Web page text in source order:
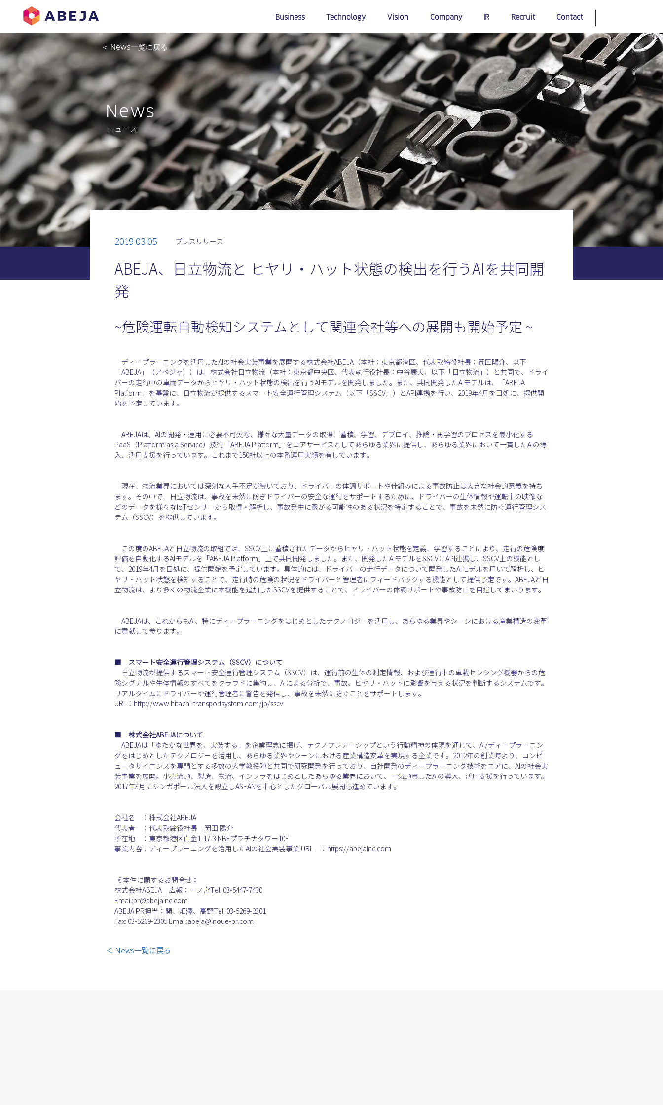
Business Technology Vision Company IR Recruit Contact
＜ News一覧に戻る
News
ニュース
2019.03.05 プレスリリース
ABEJA、日立物流と ヒヤリ・ハット状態の検出を行うAIを共同開
発
~危険運転自動検知システムとして関連会社等への展開も開始予定 ~
ディープラーニングを活用したAIの社会実装事業を展開する株式会社ABEJA（本社：東京都港区、代表取締役社長：岡田陽介、以下
「ABEJA」（アベジャ））は、株式会社日立物流（本社：東京都中央区、代表執行役社長：中谷康夫、以下「日立物流」）と共同で、ドライ
バーの走行中の車両データからヒヤリ・ハット状態の検出を行うAIモデルを開発しました。また、共同開発したAIモデルは、「ABEJA
Platform」を基盤に、日立物流が提供するスマート安全運行管理システム（以下「SSCV」）とAPI連携を行い、2019年4月を目処に、提供開
始を予定しています。
ABEJAは、AIの開発・運用に必要不可欠な、様々な大量データの取得、蓄積、学習、デプロイ、推論・再学習のプロセスを最小化する
PaaS（Platform as a Service）技術「ABEJA Platform」をコアサービスとしてあらゆる業界に提供し、あらゆる業界において一貫したAIの導
入、活用支援を行っています。これまで150社以上の本番運用実績を有しています。
現在、物流業界においては深刻な人手不足が続いており、ドライバーの体調サポートや仕組みによる事故防止は大きな社会的意義を持ち
ます。その中で、日立物流は、事故を未然に防ぎドライバーの安全な運行をサポートするために、ドライバーの生体情報や運転中の映像な
どのデータを様々なIoTセンサーから取得・解析し、事故発生に繋がる可能性のある状況を特定することで、事故を未然に防ぐ運行管理シス
テム（SSCV）を提供しています。
この度のABEJAと日立物流の取組では、SSCV上に蓄積されたデータからヒヤリ・ハット状態を定義、学習することにより、走行の危険度
評価を自動化するAIモデルを「ABEJA Platform」上で共同開発しました。また、開発したAIモデルをSSCVにAPI連携し、SSCV上の機能とし
て、2019年4月を目処に、提供開始を予定しています。具体的には、ドライバーの走行データについて開発したAIモデルを用いて解析し、ヒ
ヤリ・ハット状態を検知することで、走行時の危険の状況をドライバーと管理者にフィードバックする機能として提供予定です。ABEJAと日
立物流は、より多くの物流企業に本機能を追加したSSCVを提供することで、ドライバーの体調サポートや事故防止を目指してまいります。
ABEJAは、これからもAI、特にディープラーニングをはじめとしたテクノロジーを活用し、あらゆる業界やシーンにおける産業構造の変革
に貢献して参ります。
■　スマート安全運行管理システム（SSCV）について
日立物流が提供するスマート安全運行管理システム（SSCV）は、運行前の生体の測定情報、および運行中の車載センシング機器からの危
険シグナルや生体情報のすべてをクラウドに集約し、AIによる分析で、事故、ヒヤリ・ハットに影響を与える状況を判断するシステムです。
リアルタイムにドライバーや運行管理者に警告を発信し、事故を未然に防ぐことをサポートします。
URL：http://www.hitachi-transportsystem.com/jp/sscv
■　株式会社ABEJAについて
ABEJAは「ゆたかな世界を、実装する」を企業理念に掲げ、テクノプレナーシップという行動精神の体現を通じて、AI/ディープラーニン
グをはじめとしたテクノロジーを活用し、あらゆる業界やシーンにおける産業構造変革を実現する企業です。2012年の創業時より、コンピ
ュータサイエンスを専門とする多数の大学教授陣と共同で研究開発を行っており、自社開発のディープラーニング技術をコアに、AIの社会実
装事業を展開。小売流通、製造、物流、インフラをはじめとしたあらゆる業界において、一気通貫したAIの導入、活用支援を行っています。
2017年3月にシンガポール法人を設立しASEANを中心としたグローバル展開も進めています。
会社名　：株式会社ABEJA
代表者　：代表取締役社長　岡田 陽介
所在地　：東京都港区白金1-17-3 NBFプラチナタワー10F
事業内容：ディープラーニングを活用したAIの社会実装事業 URL　：https://abejainc.com
《 本件に関するお問合せ 》
株式会社ABEJA　広報：一ノ宮Tel: 03-5447-7430
Email:pr@abejainc.com
ABEJA PR担当：関、畑澤、高野Tel: 03-5269-2301
Fax: 03-5269-2305 Email:abeja@inoue-pr.com
＜ News一覧に戻る